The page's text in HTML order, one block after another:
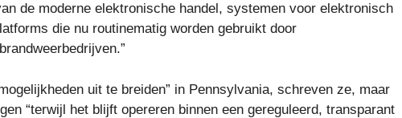
de moderne elektronische handel, systemen voor elektronisch
die nu routinematig worden gebruikt door
uit te breiden” in Pennsylvania, schreven ze, maar
“terwijl het blijft opereren binnen een gereguleerd, transparant